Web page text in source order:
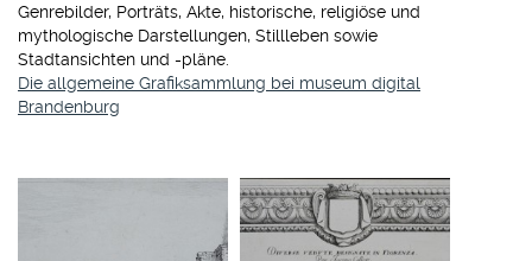
Genrebilder, Porträts, Akte, historische, religiöse und
mythologische Darstellungen, Stillleben sowie
Stadtansichten und -pläne.
Die allgemeine Grafiksammlung bei museum digital
Brandenburg